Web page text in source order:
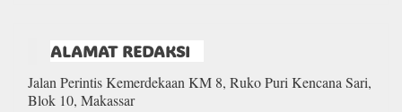
ALAMAT REDAKSI
Jalan Perintis Kemerdekaan KM 8, Ruko Puri Kencana Sari,
Blok 10, Makassar